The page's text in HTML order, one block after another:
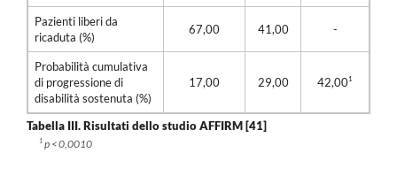
Pazienti liberi da
ricaduta (%)
67,00 41,00 -
Probabilità cumulativa
di progressione di
disabilità sostenuta (%)
17,00 29,00 42,001
Tabella III.Risultati dello studio AFFIRM [41]
1 p < 0,0010